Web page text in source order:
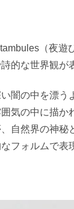
（夜遊
的な世界観が
闇の中を漂う
気の中に描か
自然界の神秘
フォルムで表